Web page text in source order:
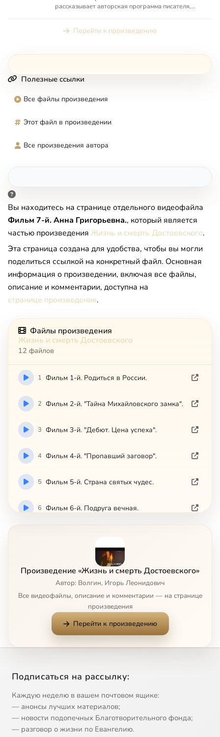
рассказывает авторская программа писателя,
Перейти к произведению
Полезные ссылки
Все файлы произведения
Этот файл в произведении
Все произведения автора
Вы находитесь на странице отдельного видеофайла
Фильм 7-й. Анна Григорьевна., который является
частью произведения Жизнь и смерть Достоевского.
Эта страница создана для удобства, чтобы вы могли
поделиться ссылкой на конкретный файл. Основная
информация о произведении, включая все файлы,
описание и комментарии, доступна на
странице произведения.
Файлы произведения
Жизнь и смерть Достоевского
12 файлов
1 Фильм 1-й. Родиться в России.
2 Фильм 2-й. "Тайна Михайловского замка".
3 Фильм 3-й. "Дебют. Цена успеха".
4 Фильм 4-й. "Пропавший заговор".
5 Фильм 5-й. Страна святых чудес.
6 Фильм 6-й. Подруга вечная.
Фильм 8-й. Русская рулетка.
Фильм 9-й. Оставаясь со Христом.
Фильм 10-й. От эшафота до престола.
Фильм 11-й. Завещание.
Произведение «Жизнь и смерть Достоевского»
Автор: Волгин, Игорь Леонидович
Все видеофайлы, описание и комментарии — на странице
произведения
Перейти к произведению
Подписаться на рассылку:
Каждую неделю в вашем почтовом ящике:
— анонсы лучших материалов;
— новости подопечных Благотворительного фонда;
— разговор о жизни по Евангелию.